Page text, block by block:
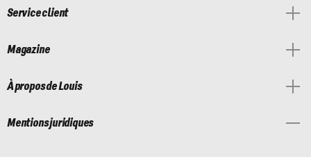
Service client
Magazine
À propos de Louis
Mentions juridiques